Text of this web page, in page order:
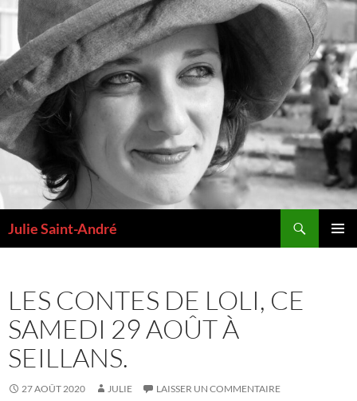
Aller
contenu
Julie Saint-André
LES CONTES DE LOLI, CE
SAMEDI 29 AOÛT À
SEILLANS.
27 AOÛT 2020 JULIE LAISSER UN COMMENTAIRE